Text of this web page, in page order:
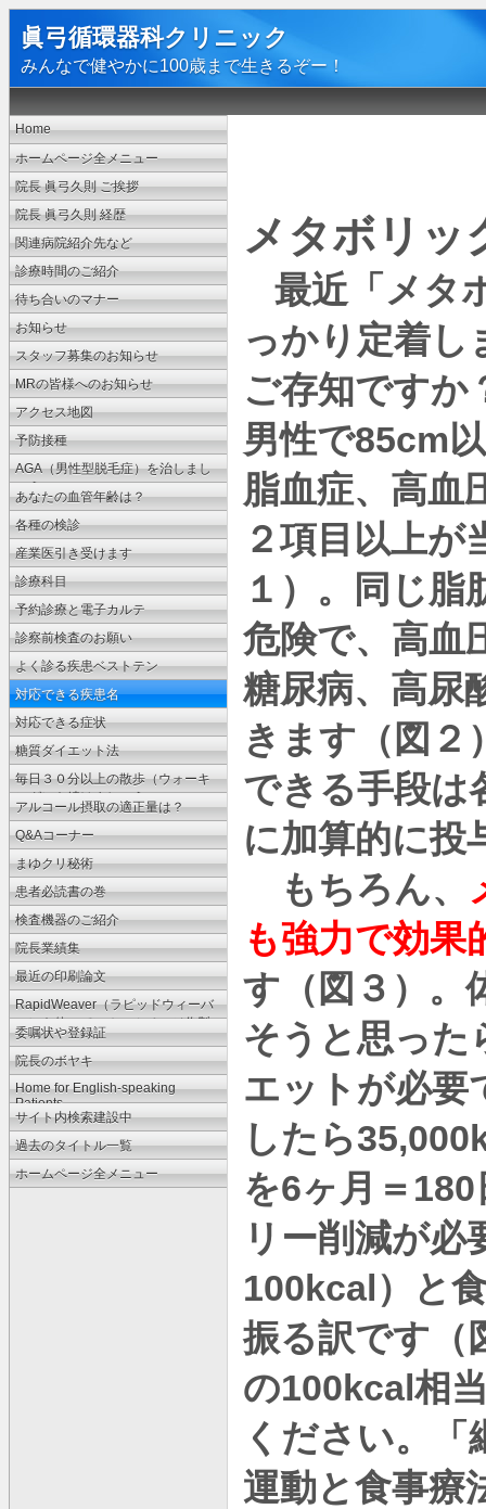
眞弓循環器科クリニック
みんなで健やかに100歳まで生きるぞー！
Home
ホームページ全メニュー
院長 眞弓久則 ご挨拶
院長 眞弓久則 経歴
関連病院紹介先など
診療時間のご紹介
待ち合いのマナー
お知らせ
スタッフ募集のお知らせ
MRの皆様へのお知らせ
アクセス地図
予防接種
AGA（男性型脱毛症）を治しまし
ょう
あなたの血管年齢は？
各種の検診
産業医引き受けます
診療科目
予約診療と電子カルテ
診察前検査のお願い
よく診る疾患ベストテン
対応できる疾患名
対応できる症状
糖質ダイエット法
毎日３０分以上の散歩（ウォーキ
ング）を続けましょう
アルコール摂取の適正量は？
Q&Aコーナー
まゆクリ秘術
患者必読書の巻
検査機器のご紹介
院長業績集
最近の印刷論文
RapidWeaver（ラピッドウィーバ
ー）を使ってのホームページ作製
法
委嘱状や登録証
院長のボヤキ
Home for English-speaking
Patients
サイト内検索建設中
過去のタイトル一覧
ホームページ全メニュー
メタボリッ
最近「メタ
っかり定着し
ご存知ですか
男性で85cm
脂血症、高血
２項目以上が
１）。同じ脂
危険で、高血
糖尿病、高尿
きます（図２
できる手段は
に加算的に投
もちろん、
も強力で効果
す（図３）。
そうと思った
エットが必要
したら
を6ヶ月＝ 180
リー削減が必
100kcal）と
振る訳です（
の100kcal相
ください。
運動と食事療